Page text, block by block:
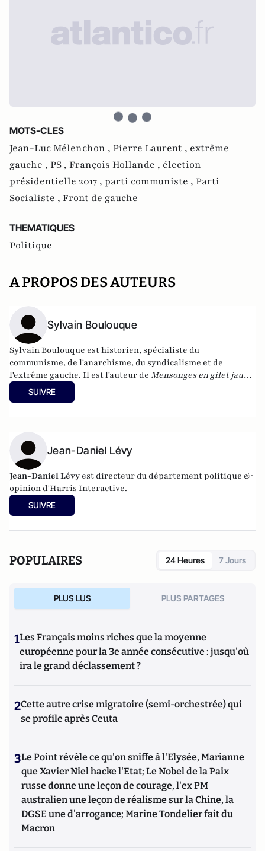
MOTS-CLES
Jean-Luc Mélenchon , Pierre Laurent , extrême
gauche , PS , François Hollande , élection
présidentielle 2017 , parti communiste , Parti
Socialiste , Front de gauche
THEMATIQUES
Politique
A PROPOS DES AUTEURS
Sylvain Boulouque
Sylvain Boulouque est historien, spécialiste du
communisme, de l'anarchisme, du syndicalisme et de
l'extrême gauche. Il est l'auteur de Mensonges en gilet jaune
: Quand les réseaux sociaux et les bobards d'État font
l'histoire(Serge Safran éditeur) ou bien encore de
SUIVRE
Jean-Daniel Lévy
Jean-Daniel Lévy est directeur du département politique &
opinion d'Harris Interactive.
SUIVRE
POPULAIRES 24 Heures 7 Jours
PLUS LUS PLUS PARTAGES
1Les Français moins riches que la moyenne
européenne pour la 3e année consécutive : jusqu'où
ira le grand déclassement ?
2Cette autre crise migratoire (semi-orchestrée) qui
se profile après Ceuta
3Le Point révèle ce qu'on sniffe à l'Elysée, Marianne
que Xavier Niel hacke l'Etat; Le Nobel de la Paix
russe donne une leçon de courage, l'ex PM
australien une leçon de réalisme sur la Chine, la
DGSE une d'arrogance; Marine Tondelier fait du
Macron